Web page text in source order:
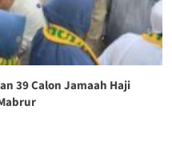
39 Calon Jamaah Haji